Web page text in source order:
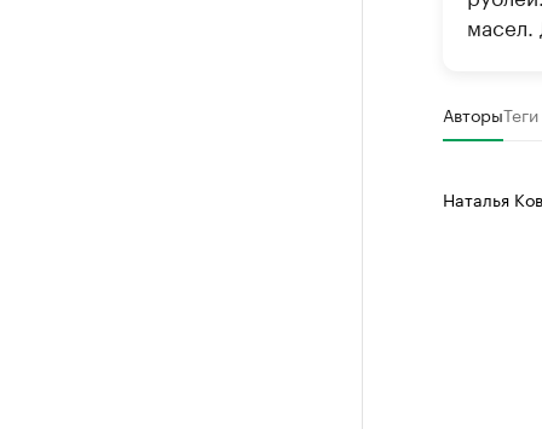
масел.
АвторыТеги
Наталья